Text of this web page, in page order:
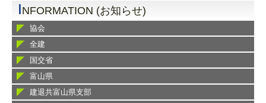
INFORMATION (お知らせ)
協会
全建
国交省
富山県
建退共富山県支部